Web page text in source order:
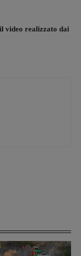
video realizzato dai